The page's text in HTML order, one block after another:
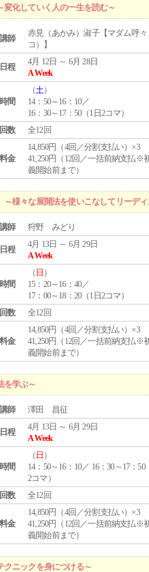
化していく人の一生を読む～
講師
赤見（あかみ）淑子【マダム呼々
コ）】
日程
4月 12日 ～ 6月 28日
A Week
時間
（土）
14：50～16：10／
16：30～17：50（1日2コマ）
回数
全12回
料金
14,850円（4回／分割支払い）×3
41,250円（12回／一括前納支払※
義開始前まで）
様々な展開法を使いこなしてリーディ
講師 狩野 みどり
日程
4月 13日 ～ 6月 29日
A Week
時間
（ 日 ）
15：20～16：40／
17：00～18：20（1日2コマ）
回数
全12回
料金
14,850円（4回／分割支払い）×3
41,250円（12回／一括前納支払※
義開始前まで）
学ぶ～
講師 澤田 昌征
日程
4月 13日 ～ 6月 29日
A Week
時間
（ 日 ）
14：50～16：10／ 16：30～17：50
2コマ）
回数
全12回
料金
14,850円（4回／分割支払い）×3
41,250円（12回／一括前納支払※
義開始前まで）
ニックを身につける～